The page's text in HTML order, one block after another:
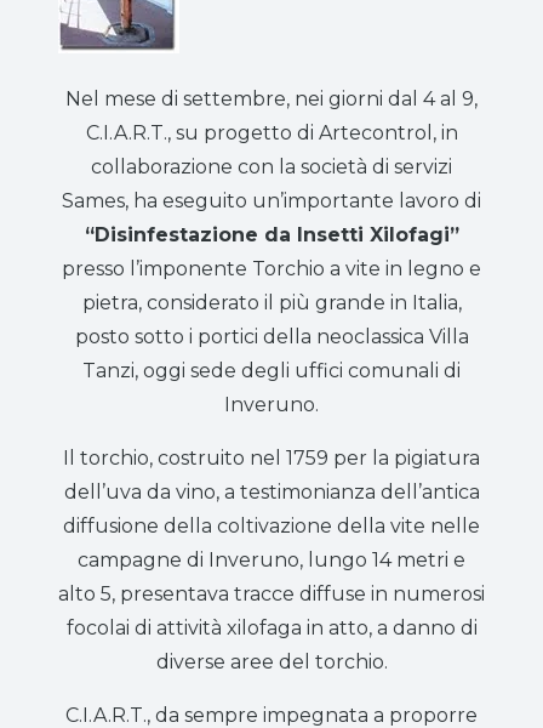
Nel mese di settembre, nei giorni dal 4 al 9,
C.I.A.R.T., su progetto di Artecontrol, in
collaborazione con la società di servizi
Sames, ha eseguito un’importante lavoro di
“Disinfestazione da Insetti Xilofagi”
presso l’imponente Torchio a vite in legno e
pietra, considerato il più grande in Italia,
posto sotto i portici della neoclassica Villa
Tanzi, oggi sede degli uffici comunali di
Inveruno.
Il torchio, costruito nel 1759 per la pigiatura
dell’uva da vino, a testimonianza dell’antica
diffusione della coltivazione della vite nelle
campagne di Inveruno, lungo 14 metri e
alto 5, presentava tracce diffuse in numerosi
focolai di attività xilofaga in atto, a danno di
diverse aree del torchio.
C.I.A.R.T., da sempre impegnata a proporre